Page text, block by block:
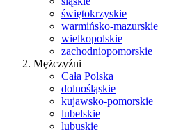
świętokrzyskie
warmińsko-mazurskie
wielkopolskie
zachodniopomorskie
Mężczyźni
Cała Polska
dolnośląskie
kujawsko-pomorskie
lubelskie
lubuskie